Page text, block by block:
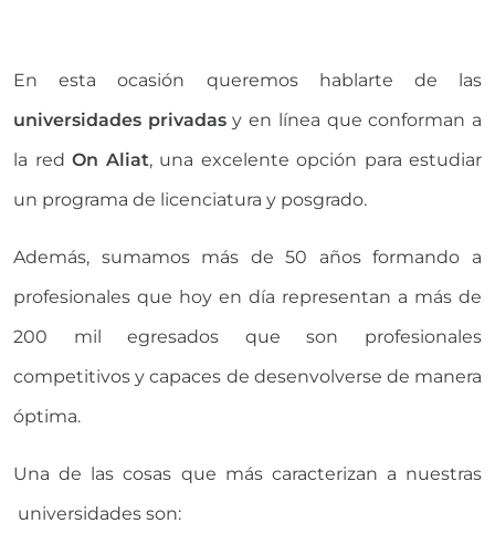
En esta ocasión queremos hablarte de las
universidades privadasy en línea que conforman a
la red On Aliat, una excelente opción para estudiar
un programa de licenciatura y posgrado.
Además, sumamos más de 50 años formando a
profesionales que hoy en día representan a más de
200 mil egresados que son profesionales
competitivos y capaces de desenvolverse de manera
óptima.
Una de las cosas que más caracterizan a nuestras
universidades son: